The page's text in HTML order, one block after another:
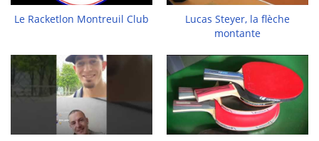
Le Racketlon Montreuil Club
Lucas Steyer, la flèche
montante